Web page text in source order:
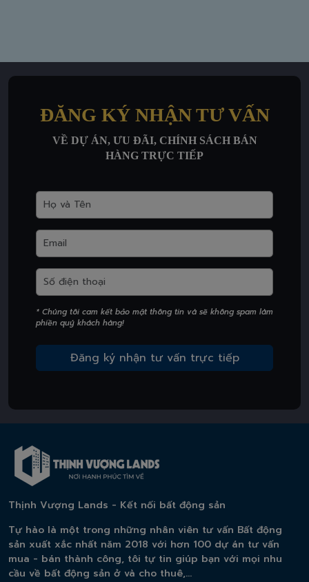
ĐĂNG KÝ NHẬN TƯ VẤN
VỀ DỰ ÁN, ƯU ĐÃI, CHÍNH SÁCH BÁN
HÀNG TRỰC TIẾP
* Chúng tôi cam kết bảo mật thông tin và sẽ không spam làm
phiền quý khách hàng!
Thịnh Vượng Lands - Kết nối bất động sản
Tự hào là một trong những nhân viên tư vấn Bất động
sản xuất xắc nhất năm 2018 với hơn 100 dự án tư vấn
mua - bán thành công, tôi tự tin giúp bạn với mọi nhu
cầu về bất động sản ở và cho thuê,...